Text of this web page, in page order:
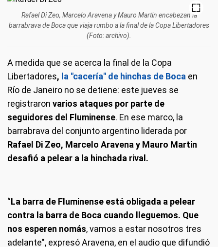
Rafael Di Zeo, Marcelo Aravena y Mauro Martin encabezan la
barrabrava de Boca que viaja rumbo a la final de la Copa Libertadores
(Foto: archivo).
A medida que se acerca la final de la Copa
Libertadores, la "cacería" de hinchas de Boca en
Río de Janeiro no se detiene: este jueves se
registraron varios ataques por parte de
seguidores del Fluminense. En ese marco, la
barrabrava del conjunto argentino liderada por
Rafael Di Zeo, Marcelo Aravena y Mauro Martin
desafió a pelear a la hinchada rival.
“La barra de Fluminense está obligada a pelear
contra la barra de Boca cuando lleguemos. Que
nos esperen nomás, vamos a estar nosotros tres
adelante", expresó Aravena, en el audio que difundió